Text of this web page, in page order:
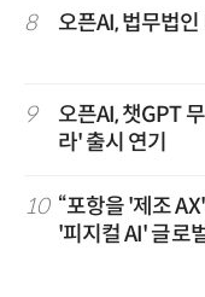
8 오픈AI, 법무법
9
오픈AI, 챗GPT
라' 출시 연기
10 “포항을 '제조
'피지컬 AI' 글로